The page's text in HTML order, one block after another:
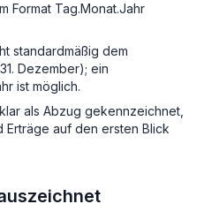
Format Tag.Monat.Jahr
standardmäßig dem
Dezember); ein
ist möglich.
als Abzug gekennzeichnet,
Erträge auf den ersten Blick